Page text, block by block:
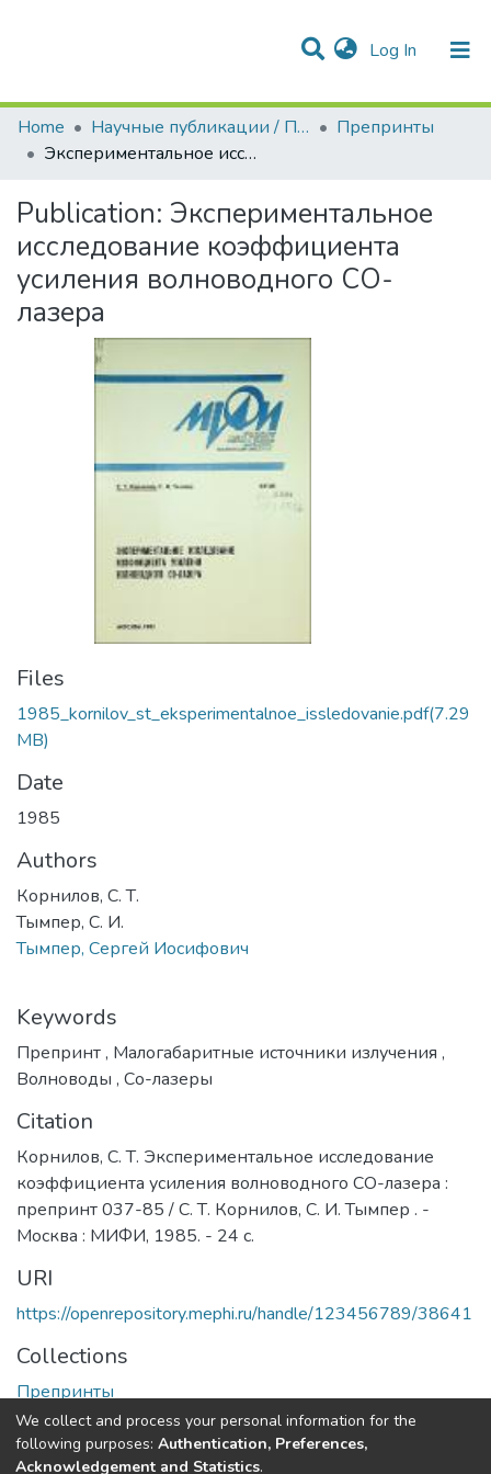
Log In (current)
Communities & Collections
Statistics
All of DSpace
Home
Научные публикации / Препринты
Препринты
Экспериментальное исследование коэффициента усиления волноводного СО-лазера
Publication: Экспериментальное
исследование коэффициента
усиления волноводного СО-
лазера
Files
1985_kornilov_st_eksperimentalnoe_issledovanie.pdf(7.29
MB)
Date
1985
Authors
Корнилов, С. Т.
Тымпер, С. И.
Тымпер, Сергей Иосифович
Keywords
Препринт, Малогабаритные источники излучения ,
Волноводы , Со-лазеры
Citation
Корнилов, С. Т. Экспериментальное исследование
коэффициента усиления волноводного СО-лазера :
препринт 037-85 / С. Т. Корнилов, С. И. Тымпер . -
Москва : МИФИ, 1985. - 24 c.
URI
https://openrepository.mephi.ru/handle/123456789/38641
Collections
Препринты
Full item page
We collect and process your personal information for the
following purposes: Authentication, Preferences,
Acknowledgement and Statistics.